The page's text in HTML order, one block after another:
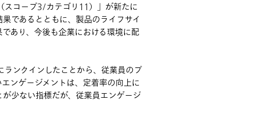
スコープ3/カテゴリ11）」が新たに
であるとともに、製品のライフサイ
あり、今後も企業における環境に配
ンクインしたことから、従業員のプ
ンゲージメントは、定着率の向上に
少ない指標だが、従業員エンゲージ